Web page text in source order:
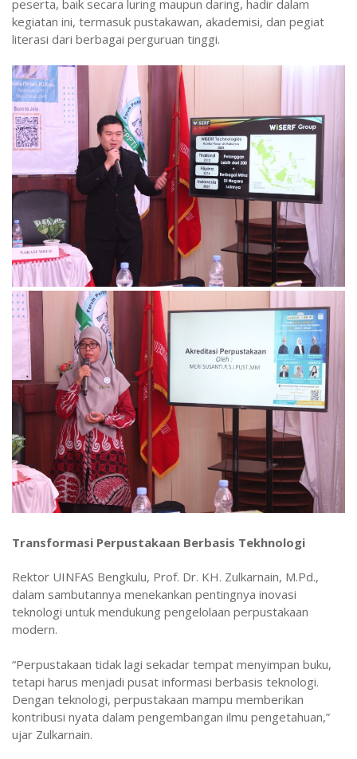
peserta, baik secara luring maupun daring, hadir dalam
kegiatan ini, termasuk pustakawan, akademisi, dan pegiat
literasi dari berbagai perguruan tinggi.
Transformasi Perpustakaan Berbasis Tekhnologi
Rektor UINFAS Bengkulu, Prof. Dr. KH. Zulkarnain, M.Pd.,
dalam sambutannya menekankan pentingnya inovasi
teknologi untuk mendukung pengelolaan perpustakaan
modern.
“Perpustakaan tidak lagi sekadar tempat menyimpan buku,
tetapi harus menjadi pusat informasi berbasis teknologi.
Dengan teknologi, perpustakaan mampu memberikan
kontribusi nyata dalam pengembangan ilmu pengetahuan,”
ujar Zulkarnain.